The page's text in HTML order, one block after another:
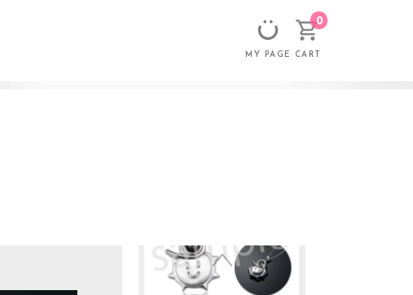
MY PAGE CART
0